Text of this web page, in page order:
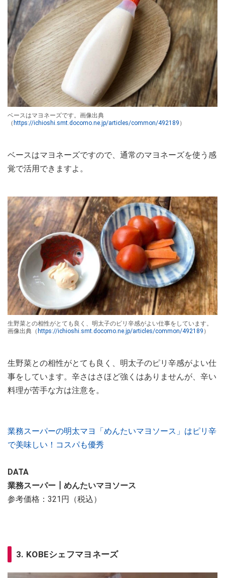
ベースはマヨネーズです。画像出典
（ https://ichioshi.smt.docomo.ne.jp/articles/common/492189 ）
ベースはマヨネーズですので、通常のマヨネーズを使う感
覚で活用できますよ。
生野菜との相性がとても良く、明太子のピリ辛感がよい仕事をしています。
画像出典（ https://ichioshi.smt.docomo.ne.jp/articles/common/492189 ）
生野菜との相性がとても良く、明太子のピリ辛感がよい仕
事をしています。辛さはさほど強くはありませんが、辛い
料理が苦手な方は注意を。
業務スーパーの明太マヨ「めんたいマヨソース」はピリ辛
で美味しい！コスパも優秀
DATA
業務スーパー┃めんたいマヨソース
参考価格：321円（税込）
3. KOBEシェフマヨネーズ